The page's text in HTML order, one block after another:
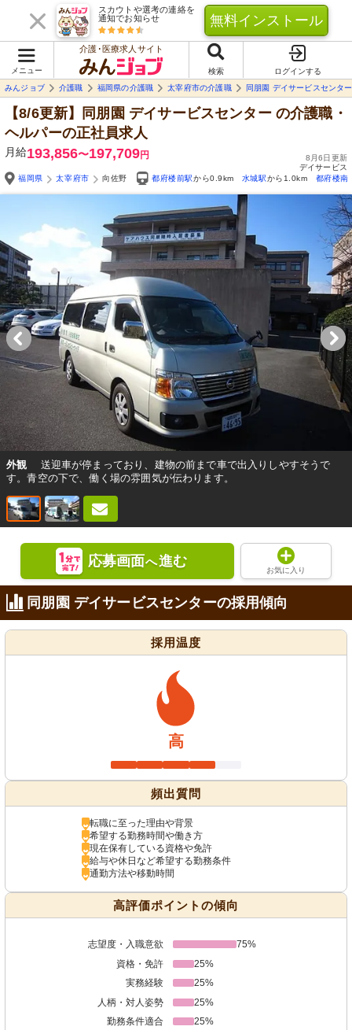
スカウトや選考の連絡を
通知でお知らせ
無料インストール
メニュー
介護･医療求人サイト
検索
ログインする
みんジョブ
介護職 福岡県の介護職 太宰府市の介護職 同朋園 デイサービスセンター
【8/6更新】同朋園 デイサービスセンターの介護職・
ヘルパーの正社員求人
月給193,856〜197,709円
8月6日更新
デイサービス
福岡県
太宰府市 向佐野 都府楼前駅から0.9km 水城駅から1.0km 都府楼南
外観
送迎車が停まっており、建物の前まで車で出入りしやすそうで
す。青空の下で、働く場の雰囲気が伝わります。
応募画面へ進む
お気に入り
同朋園 デイサービスセンターの採用傾向
採用温度
高
頻出質問
転職に至った理由や背景
希望する勤務時間や働き方
現在保有している資格や免許
給与や休日など希望する勤務条件
通勤方法や移動時間
高評価ポイントの傾向
志望度・入職意欲
75%
資格・免許
25%
実務経験
25%
人柄・対人姿勢
25%
勤務条件適合
25%